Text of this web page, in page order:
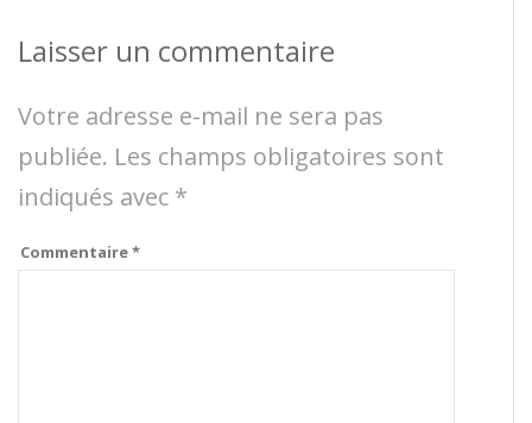
Laisser un commentaire
Votre adresse e-mail ne sera pas
publiée. Les champs obligatoires sont
indiqués avec *
Commentaire*